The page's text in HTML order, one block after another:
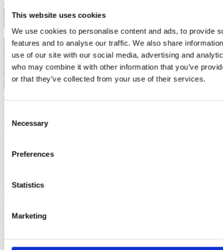
This website uses cookies
We use cookies to personalise content and ads, to provide
features and to analyse our traffic. We also share
use of our site with our social media, advertising and
who may combine it with other information that you’ve
or that they’ve collected from your use of their services.
Selection
Necessary
Preferences
Statistics
Marketing
d’informations.
Demander plus d´informations
En demandant des informations, vous autorisez Sotheby's
International à conserver vos données afin de vous informer sur des
propriétés conformément à sa politique de confidentialité.
Partager le projet
Projets similaires
projets
Real Calçada